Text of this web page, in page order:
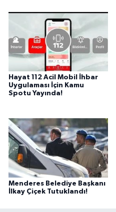
Hayat 112 Acil Mobil İhbar
Uygulaması İçin Kamu
Spotu Yayında!
Menderes Belediye Başkanı
İlkay Çiçek Tutuklandı!